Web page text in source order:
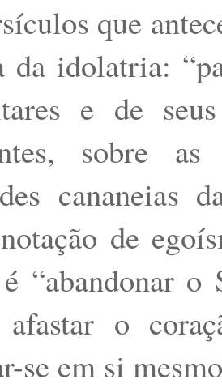
que
da idolatria:
e de
sobre
cananeias
de
“abandonar
o
se em si